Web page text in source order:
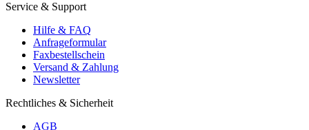
Service & Support
Hilfe & FAQ
Anfrageformular
Faxbestellschein
Versand & Zahlung
Newsletter
Rechtliches & Sicherheit
AGB